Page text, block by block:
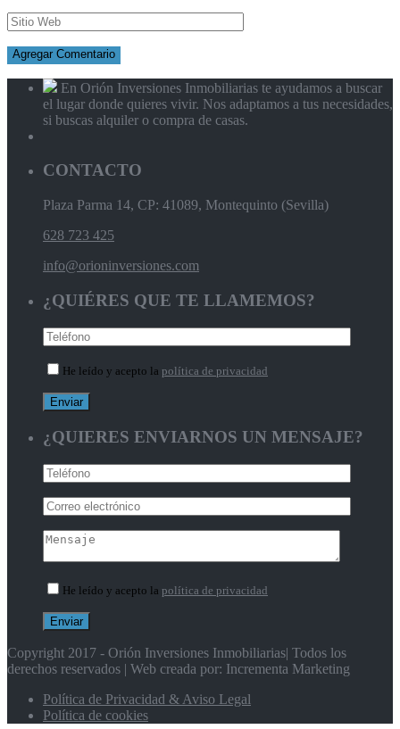
En Orión Inversiones Inmobiliarias te ayudamos a buscar
el lugar donde quieres vivir. Nos adaptamos a tus necesidades,
si buscas alquiler o compra de casas.
CONTACTO
Plaza Parma 14, CP: 41089, Montequinto (Sevilla)
628 723 425
info@orioninversiones.com
¿QUIÉRES QUE TE LLAMEMOS?
He leído y acepto la política de privacidad
¿QUIERES ENVIARNOS UN MENSAJE?
He leído y acepto la política de privacidad
Copyright 2017 - Orión Inversiones Inmobiliarias| Todos los
derechos reservados | Web creada por: Incrementa Marketing
Política de Privacidad & Aviso Legal
Política de cookies